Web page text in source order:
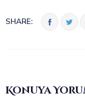
SHARE:
Konuya